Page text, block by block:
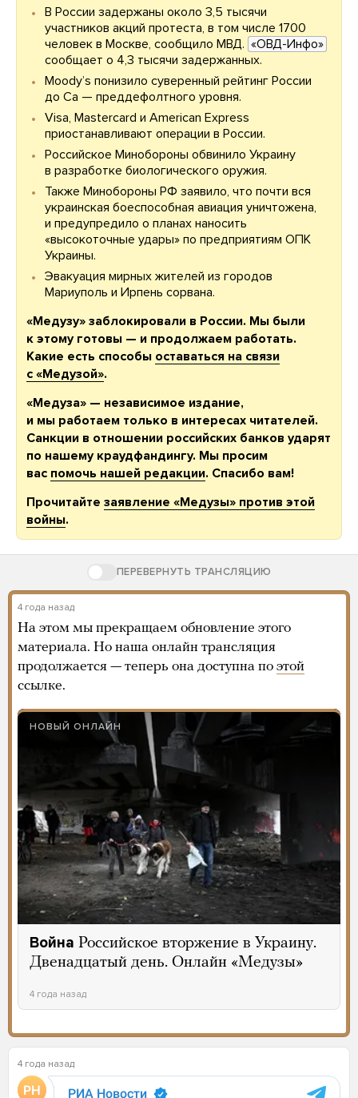
В России задержаны около 3,5 тысячи
участников акций протеста, в том числе 1700
человек в Москве, сообщило МВД. «ОВД-Инфо»
сообщает о 4,3 тысячи задержанных.
Moodyʼs понизило суверенный рейтинг России
до Ca — преддефолтного уровня.
Visa, Mastercard и American Express
приостанавливают операции в России.
Российское Минобороны обвинило Украину
в разработке биологического оружия.
Также Минобороны РФ заявило, что почти вся
украинская боеспособная авиация уничтожена,
и предупредило о планах наносить
«высокоточные удары» по предприятиям ОПК
Украины.
Эвакуация мирных жителей из городов
Мариуполь и Ирпень сорвана.
«Медузу» заблокировали в России. Мы были
к этому готовы — и продолжаем работать.
Какие есть способы оставаться на связи
с «Медузой».
«Медуза» — независимое издание,
и мы работаем только в интересах читателей.
Санкции в отношении российских банков ударят
по нашему краудфандингу. Мы просим
вас помочь нашей редакции. Спасибо вам!
Прочитайте заявление «Медузы» против этой
войны.
ПЕРЕВЕРНУТЬ ТРАНСЛЯЦИЮ
4 года назад
На этом мы прекращаем обновление этого
материала. Но наша онлайн трансляция
продолжается — теперь она доступна по этой
ссылке.
НОВЫЙ ОНЛАЙН
Война Российское вторжение в Украину.
Двенадцатый день. Онлайн «Медузы»
4 года назад
4 года назад